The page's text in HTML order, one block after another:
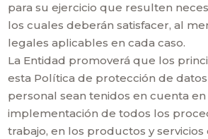
para su ejercicio que resulten
los cuales deberán satisfacer, al
legales aplicables en cada caso.
La Entidad promoverá que los
esta Política de protección de
personal sean tenidos en cuenta
implementación de todos los
trabajo, en los productos y servicios